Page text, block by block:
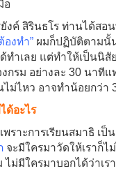
อ
งค์ สิรินธโร ท่านได้สอ
องทำ” ผมก็ปฏิบัติตามนั้
ทำเลย แต่ทำให้เป็นนิ
กรม อย่างละ 30 นาที
ม่ไหว อาจทำน้อยกว่า
ด้อะไร
ราะการเรียนสมาธิ เป็น
จะมีใครมาวัดให้เราก็ไ
ม่มีใครมาบอกได้ว่าเร